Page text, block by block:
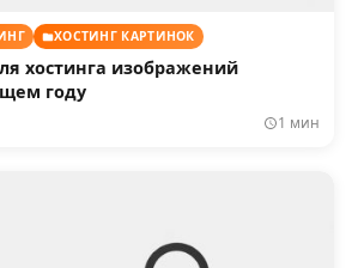
ХОСТИНГ КАРТИНОК
хостинга изображений
году
1 мин